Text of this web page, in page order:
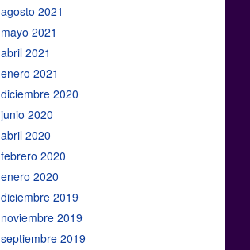
agosto 2021
mayo 2021
abril 2021
enero 2021
diciembre 2020
junio 2020
abril 2020
febrero 2020
enero 2020
diciembre 2019
noviembre 2019
septiembre 2019